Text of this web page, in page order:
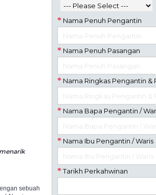
sebuah
Nama Penuh Pengantin
Nama Penuh Pasangan
Nama Ringkas Pengantin &
Nama Bapa Pengantin /
Nama Ibu Pengantin / Waris
Tarikh Perkahwinan